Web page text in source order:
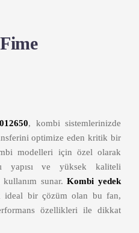
, kombi sistemlerinizde
optimize eden kritik bir
modelleri için özel olarak
yapısı ve yüksek kaliteli
kullanım sunar.Kombi yedek
ideal bir çözüm olan bu fan,
özellikleri ile dikkat